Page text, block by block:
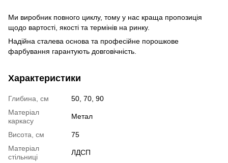
Ми виробник повного циклу, тому у нас краща пропозиція
щодо вартості, якості та термінів на ринку.
Надійна сталева основа та професійне порошкове
фарбування гарантують довговічність.
Характеристики
Глибина, см
50, 70, 90
Матеріал
каркасу
Метал
Висота, см
75
Матеріал
стільниці
ЛДСП